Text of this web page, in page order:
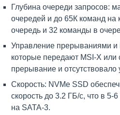
Глубина очереди запросов:
очередей и до 65К команд
очередь и 32 команды в
Управление прерываниями и
которые передают MSI-X
прерывание и отсутствовало
Скорость: NVMe SSD
скорость до 3.2 ГБ/с, что в 5-
на SATA-3.